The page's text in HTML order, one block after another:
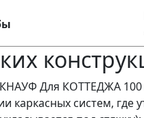
Для КОТТЕДЖА 100
каркасных систем, где